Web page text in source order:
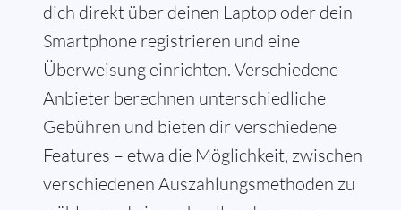
dich direkt über deinen Laptop oder dein
Smartphone registrieren und eine
Überweisung einrichten. Verschiedene
Anbieter berechnen unterschiedliche
Gebühren und bieten dir verschiedene
Features – etwa die Möglichkeit, zwischen
verschiedenen Auszahlungsmethoden zu